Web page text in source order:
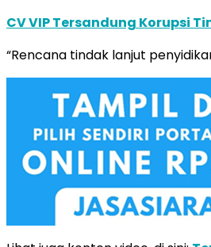
CV VIP Tersandung Korupsi
“Rencana tindak lanjut